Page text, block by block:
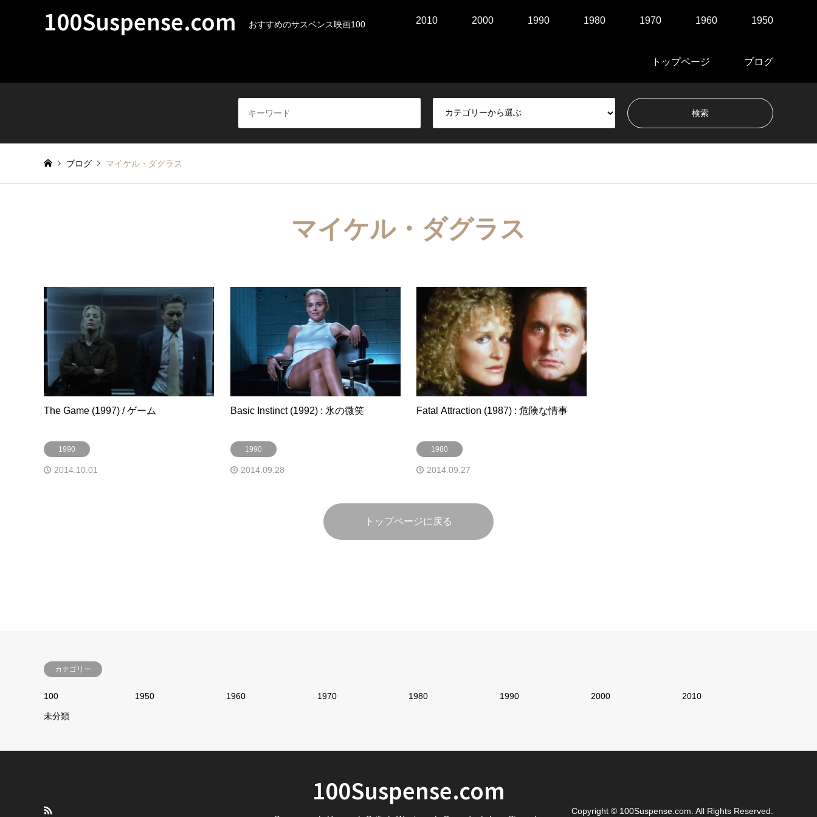
100Suspense.com おすすめのサスペンス映画100 2010 2000 1990 1980 1970 1960 1950
トップページ ブログ
ブログ マイケル・ダグラス
マイケル・ダグラス
The Game (1997) / ゲーム
1990
2014.10.01
Basic Instinct (1992) : 氷の微笑
1990
2014.09.28
Fatal Attraction (1987) : 危険な情事
1980
2014.09.27
トップページに戻る
カテゴリー
100 1950 1960 1970 1980 1990 2000 2010
未分類
100Suspense.com
Copyright © 100Suspense.com. All Rights Reserved.